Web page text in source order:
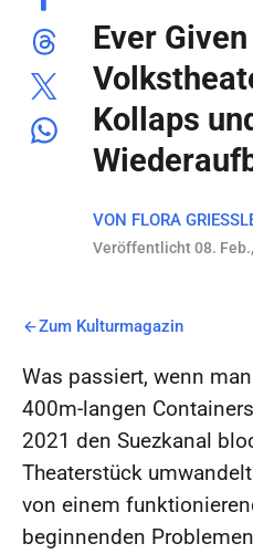
Ever
Kollaps
VON FLORA
Veröffentlicht 08.
Zum Kulturmagazin
Was passiert, wenn
400m-langen
2021 den Suezkanal
Theaterstück
von einem
beginnenden